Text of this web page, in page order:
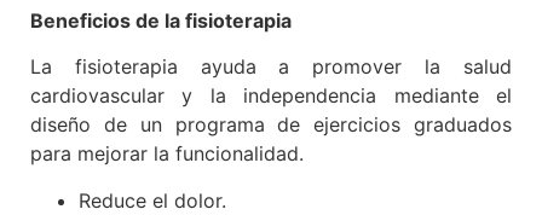
Beneficios de la fisioterapia
La fisioterapia ayuda a promover la salud
cardiovascular y la independencia mediante el
diseño de un programa de ejercicios graduados
para mejorar la funcionalidad.
Reduce el dolor.